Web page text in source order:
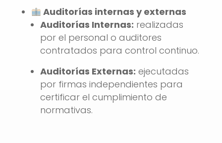
Auditorías internas y externas
Auditorías Internas: realizadas
por el personal o auditores
contratados para control continuo.
Auditorías Externas: ejecutadas
por firmas independientes para
certificar el cumplimiento de
normativas.